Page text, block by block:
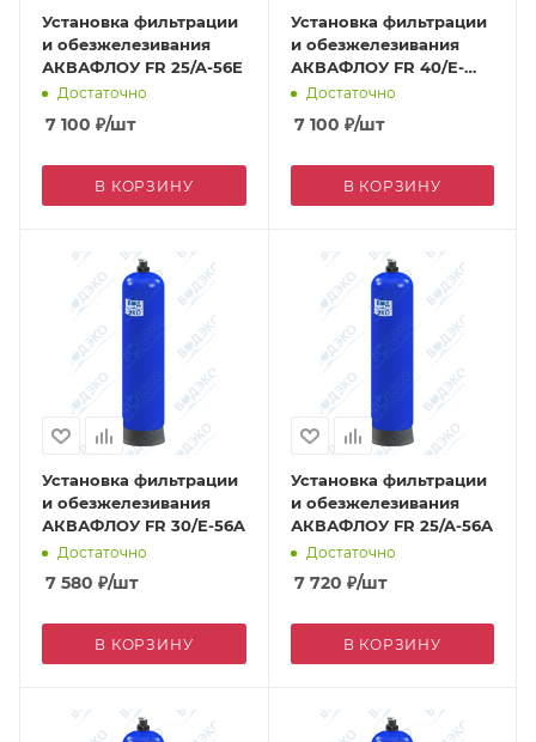
Установка фильтрации
и обезжелезивания
АКВАФЛОУ FR 25/A-56E
Достаточно
7 100 ₽/шт
В КОРЗИНУ
Установка фильтрации
и обезжелезивания
АКВАФЛОУ FR 40/E-
56AДостаточно
7 100 ₽/шт
В КОРЗИНУ
Установка фильтрации
и обезжелезивания
АКВАФЛОУ FR 30/E-56A
Достаточно
7 580 ₽/шт
В КОРЗИНУ
Установка фильтрации
и обезжелезивания
АКВАФЛОУ FR 25/A-56A
Достаточно
7 720 ₽/шт
В КОРЗИНУ